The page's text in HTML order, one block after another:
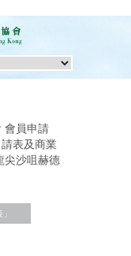
會員申請
表及商業
尖沙咀赫德